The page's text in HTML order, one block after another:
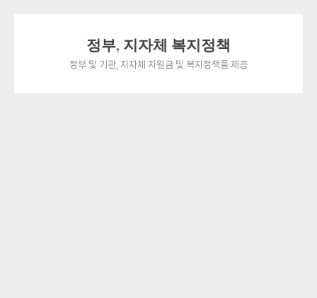
정부, 지자체 복지정책
정부 및 기관, 지자체 지원금 및 복지정책을 제공